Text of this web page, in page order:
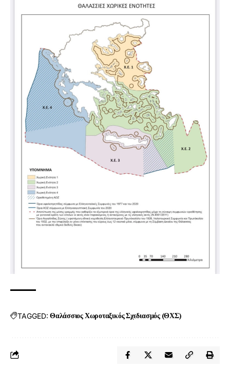
TAGGED: Θαλάσσιος Χωροταξικός Σχεδιασμός (ΘΧΣ)